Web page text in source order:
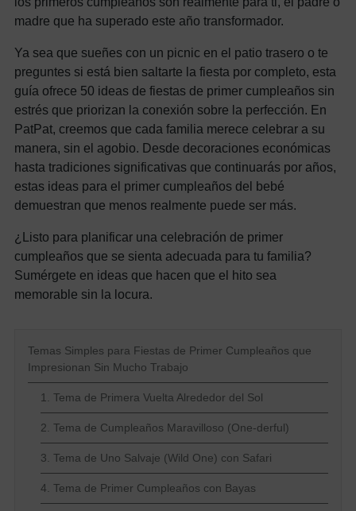
madre que ha superado este año transformador.
Ya sea que sueñes con un picnic en el patio trasero o te
preguntes si está bien saltarte la fiesta por completo, esta
guía ofrece 50 ideas de fiestas de primer cumpleaños sin
estrés que priorizan la conexión sobre la perfección. En
PatPat, creemos que cada familia merece celebrar a su
manera, sin el agobio. Desde decoraciones económicas
hasta tradiciones significativas que continuarás por años,
estas ideas para el primer cumpleaños del bebé
demuestran que menos realmente puede ser más.
¿Listo para planificar una celebración de primer
cumpleaños que se sienta adecuada para tu familia?
Sumérgete en ideas que hacen que el hito sea
memorable sin la locura.
Temas Simples para Fiestas de Primer Cumpleaños que
Impresionan Sin Mucho Trabajo
1. Tema de Primera Vuelta Alrededor del Sol
2. Tema de Cumpleaños Maravilloso (One-derful)
3. Tema de Uno Salvaje (Wild One) con Safari
4. Tema de Primer Cumpleaños con Bayas